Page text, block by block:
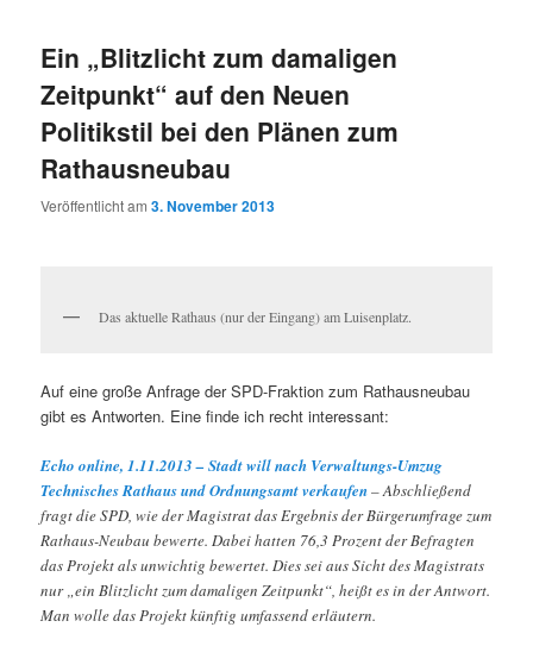
Ein „Blitzlicht zum damaligen
Zeitpunkt“ auf den Neuen
Politikstil bei den Plänen zum
Rathausneubau
Veröffentlicht am3. November 2013
Das aktuelle Rathaus (nur der Eingang) am Luisenplatz.
Auf eine große Anfrage der SPD-Fraktion zum Rathausneubau
gibt es Antworten. Eine finde ich recht interessant:
Echo online, 1.11.2013 – Stadt will nach Verwaltungs-Umzug
Technisches Rathaus und Ordnungsamt verkaufen– Abschließend
fragt die SPD, wie der Magistrat das Ergebnis der Bürgerumfrage zum
Rathaus-Neubau bewerte. Dabei hatten 76,3 Prozent der Befragten
das Projekt als unwichtig bewertet. Dies sei aus Sicht des Magistrats
nur „ein Blitzlicht zum damaligen Zeitpunkt“, heißt es in der Antwort.
Man wolle das Projekt künftig umfassend erläutern.